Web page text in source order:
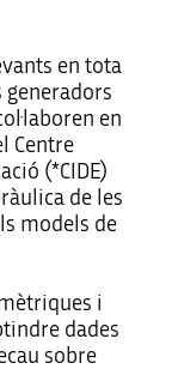
en tota
generadors
en
Centre
(*CIDE)
de les
models de
i
dades
sobre